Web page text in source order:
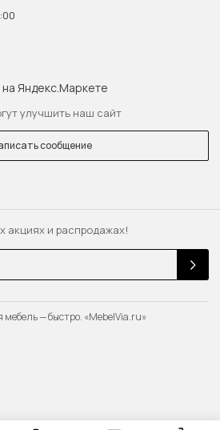
акциях и распродажах!
улучшить наш сайт
сообщение
— быстро. «MebelVia.ru»